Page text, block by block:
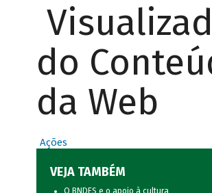
do
da Web
Ações
VEJA TAMBÉM